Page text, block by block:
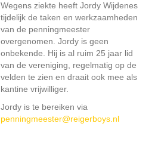
Wegens ziekte heeft Jordy Wijdenes
tijdelijk de taken en werkzaamheden
van de penningmeester
overgenomen. Jordy is geen
onbekende. Hij is al ruim 25 jaar lid
van de vereniging, regelmatig op de
velden te zien en draait ook mee als
kantine vrijwilliger.
Jordy is te bereiken via
penningmeester@reigerboys.nl